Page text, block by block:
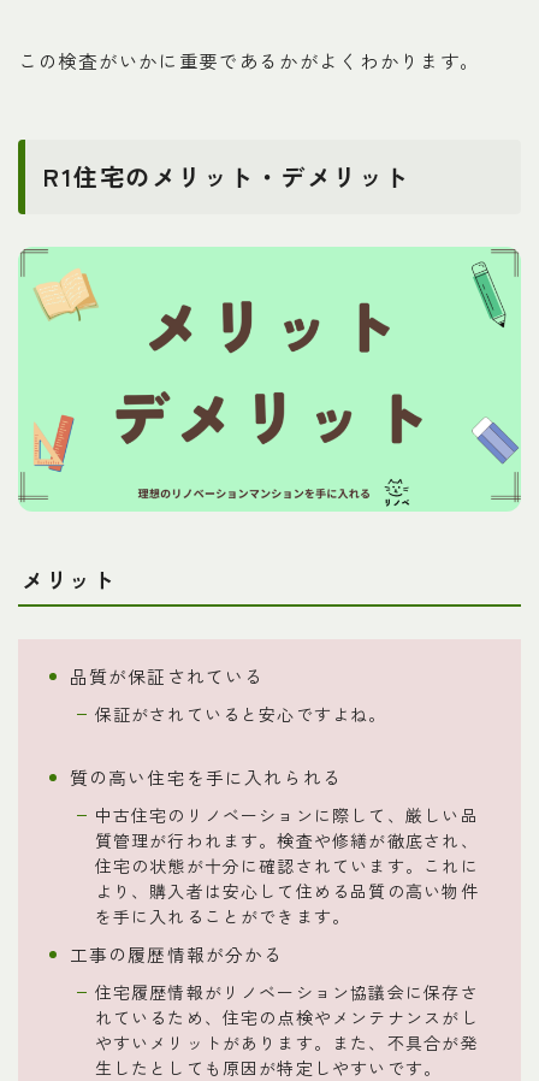
この検査がいかに重要であるかがよくわかります。
R1住宅のメリット・デメリット
メリット
品質が保証されている
保証がされていると安心ですよね。
質の高い住宅を手に入れられる
中古住宅のリノベーションに際して、厳しい品
質管理が行われます。検査や修繕が徹底され、
住宅の状態が十分に確認されています。これに
より、購入者は安心して住める品質の高い物件
を手に入れることができます。
工事の履歴情報が分かる
住宅履歴情報がリノベーション協議会に保存さ
れているため、住宅の点検やメンテナンスがし
やすいメリットがあります。また、不具合が発
生したとしても原因が特定しやすいです。